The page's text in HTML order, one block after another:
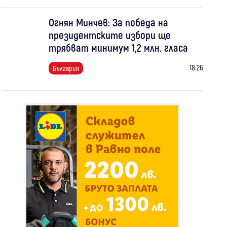
Огнян Минчев: За победа на
президентските избори ще
трябват минимум 1,2 млн. гласа
България 18:26